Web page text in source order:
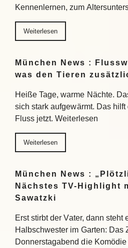
Kennenlernen, zum
Weiterlesen
München News :
was den Tieren
Heiße Tage, warme Nächte.
sich stark aufgewärmt. Das
Fluss jetzt. Weiterlesen
Weiterlesen
München News :
Nächstes TV-Highlight
Sawatzki
Erst stirbt der Vater, dann steht
Halbschwester im Garten: Das
Donnerstagabend die Komödie